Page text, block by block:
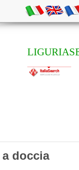
a doccia